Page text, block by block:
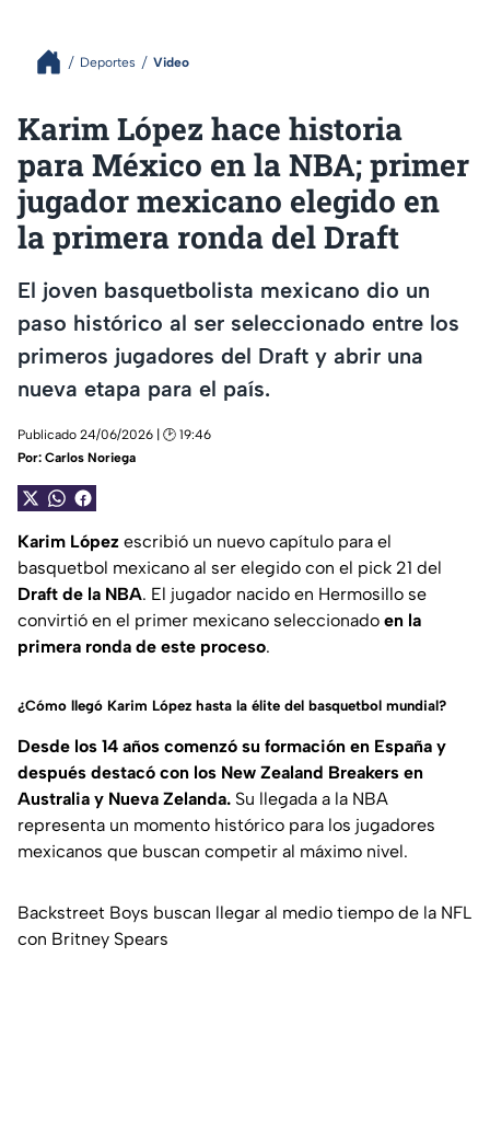
Deportes Video
Karim López hace historia
para México en la NBA; primer
jugador mexicano elegido en
la primera ronda del Draft
El joven basquetbolista mexicano dio un
paso histórico al ser seleccionado entre los
primeros jugadores del Draft y abrir una
nueva etapa para el país.
Publicado 24/06/2026 | 🕑 19:46
Por: Carlos Noriega
Karim López escribió un nuevo capítulo para el
basquetbol mexicano al ser elegido con el pick 21 del
Draft de la NBA. El jugador nacido en Hermosillo se
convirtió en el primer mexicano seleccionado en la
primera ronda de este proceso.
¿Cómo llegó Karim López hasta la élite del basquetbol mundial?
Desde los 14 años comenzó su formación en España y
después destacó con los New Zealand Breakers en
Australia y Nueva Zelanda. Su llegada a la NBA
representa un momento histórico para los jugadores
mexicanos que buscan competir al máximo nivel.
Backstreet Boys buscan llegar al medio tiempo de la NFL
con Britney Spears